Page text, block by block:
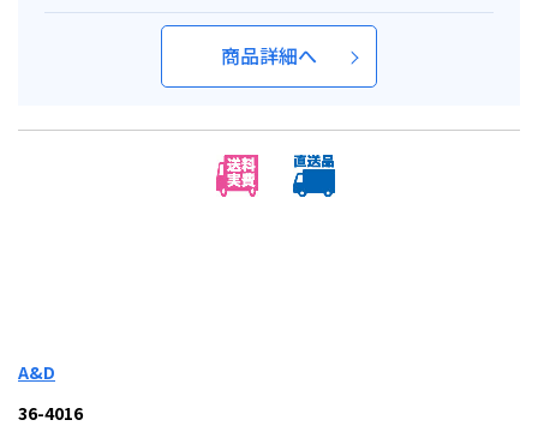
商品詳細へ
A&D
36-4016